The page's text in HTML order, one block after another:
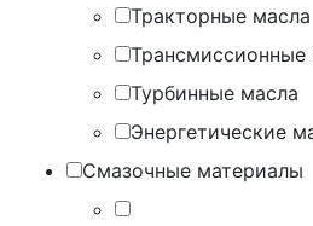
Тракторные масла
Трансмиссионные
Турбинные масла
Энергетические
Смазочные материалы